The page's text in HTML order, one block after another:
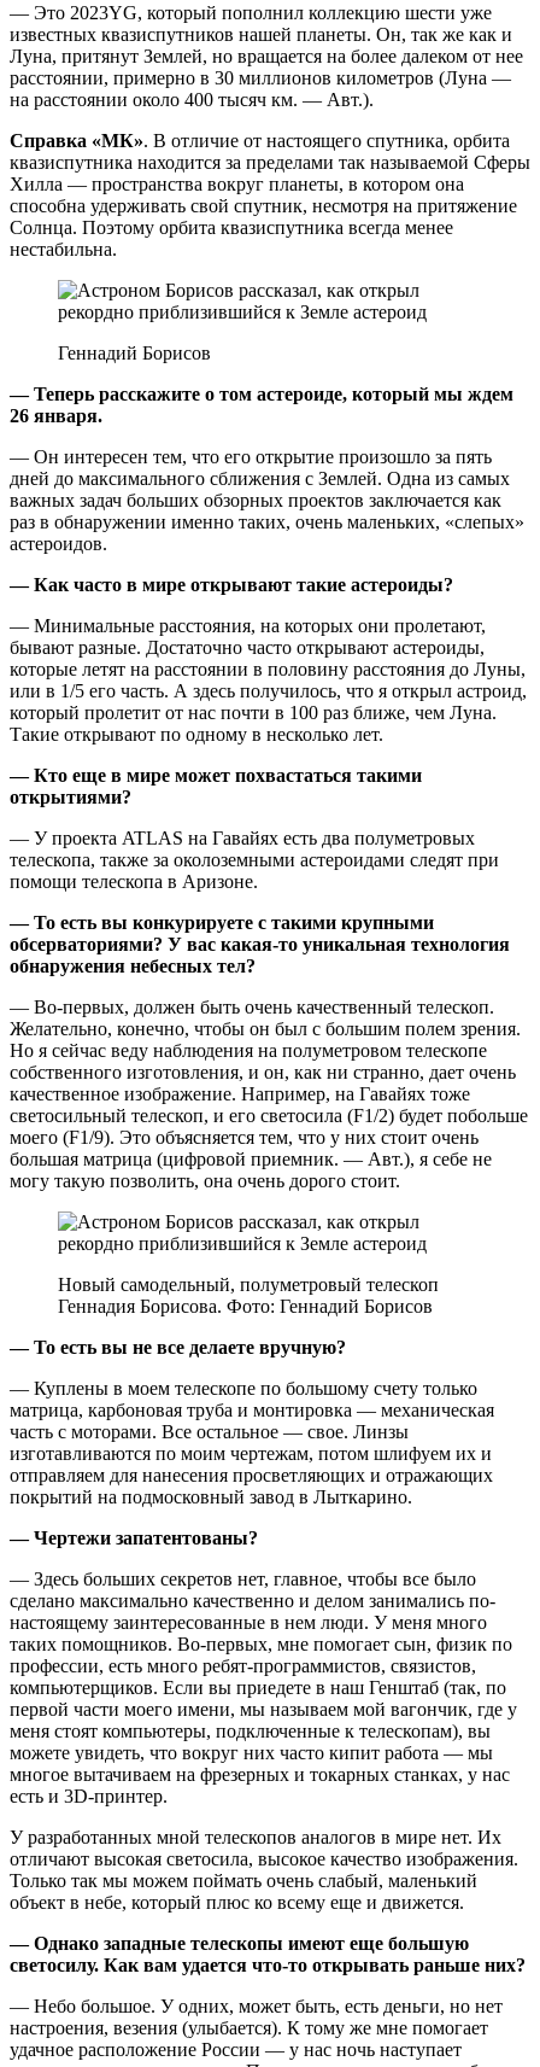
— Это 2023YG, который пополнил коллекцию шести уже
известных квазиспутников нашей планеты. Он, так же как и
Луна, притянут Землей, но вращается на более далеком от нее
расстоянии, примерно в 30 миллионов километров (Луна —
на расстоянии около 400 тысяч км. — Авт.).
Справка «МК». В отличие от настоящего спутника, орбита
квазиспутника находится за пределами так называемой Сферы
Хилла — пространства вокруг планеты, в котором она
способна удерживать свой спутник, несмотря на притяжение
Солнца. Поэтому орбита квазиспутника всегда менее
нестабильна.
Геннадий Борисов
— Теперь расскажите о том астероиде, который мы ждем
26 января.
— Он интересен тем, что его открытие произошло за пять
дней до максимального сближения с Землей. Одна из самых
важных задач больших обзорных проектов заключается как
раз в обнаружении именно таких, очень маленьких, «слепых»
астероидов.
— Как часто в мире открывают такие астероиды?
— Минимальные расстояния, на которых они пролетают,
бывают разные. Достаточно часто открывают астероиды,
которые летят на расстоянии в половину расстояния до Луны,
или в 1/5 его часть. А здесь получилось, что я открыл астроид,
который пролетит от нас почти в 100 раз ближе, чем Луна.
Такие открывают по одному в несколько лет.
— Кто еще в мире может похвастаться такими
открытиями?
— У проекта ATLAS на Гавайях есть два полуметровых
телескопа, также за околоземными астероидами следят при
помощи телескопа в Аризоне.
— То есть вы конкурируете с такими крупными
обсерваториями? У вас какая-то уникальная технология
обнаружения небесных тел?
— Во-первых, должен быть очень качественный телескоп.
Желательно, конечно, чтобы он был с большим полем зрения.
Но я сейчас веду наблюдения на полуметровом телескопе
собственного изготовления, и он, как ни странно, дает очень
качественное изображение. Например, на Гавайях тоже
светосильный телескоп, и его светосила (F1/2) будет побольше
моего (F1/9). Это объясняется тем, что у них стоит очень
большая матрица (цифровой приемник. — Авт.), я себе не
могу такую позволить, она очень дорого стоит.
Новый самодельный, полуметровый телескоп
Геннадия Борисова. Фото: Геннадий Борисов
— То есть вы не все делаете вручную?
— Куплены в моем телескопе по большому счету только
матрица, карбоновая труба и монтировка — механическая
часть с моторами. Все остальное — свое. Линзы
изготавливаются по моим чертежам, потом шлифуем их и
отправляем для нанесения просветляющих и отражающих
покрытий на подмосковный завод в Лыткарино.
— Чертежи запатентованы?
— Здесь больших секретов нет, главное, чтобы все было
сделано максимально качественно и делом занимались по-
настоящему заинтересованные в нем люди. У меня много
таких помощников. Во-первых, мне помогает сын, физик по
профессии, есть много ребят-программистов, связистов,
компьютерщиков. Если вы приедете в наш Генштаб (так, по
первой части моего имени, мы называем мой вагончик, где у
меня стоят компьютеры, подключенные к телескопам), вы
можете увидеть, что вокруг них часто кипит работа — мы
многое вытачиваем на фрезерных и токарных станках, у нас
есть и 3D-принтер.
У разработанных мной телескопов аналогов в мире нет. Их
отличают высокая светосила, высокое качество изображения.
Только так мы можем поймать очень слабый, маленький
объект в небе, который плюс ко всему еще и движется.
— Однако западные телескопы имеют еще большую
светосилу. Как вам удается что-то открывать раньше них?
— Небо большое. У одних, может быть, есть деньги, но нет
настроения, везения (улыбается). К тому же мне помогает
удачное расположение России — у нас ночь наступает